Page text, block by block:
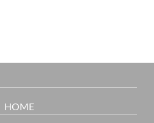
HOME